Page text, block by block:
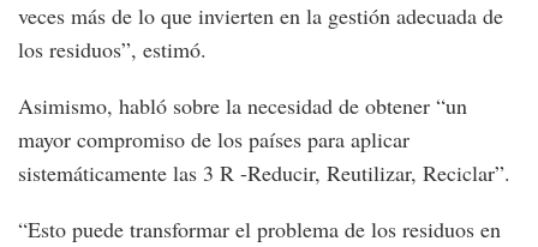
veces más de lo que invierten en la gestión adecuada de
los residuos”, estimó.
Asimismo, habló sobre la necesidad de obtener “un
mayor compromiso de los países para aplicar
sistemáticamente las 3 R -Reducir, Reutilizar, Reciclar”.
“Esto puede transformar el problema de los residuos en